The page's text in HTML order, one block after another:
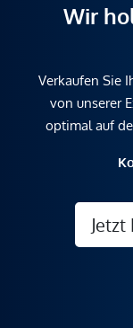
Wir
Verkaufen Sie
von unserer
optimal auf